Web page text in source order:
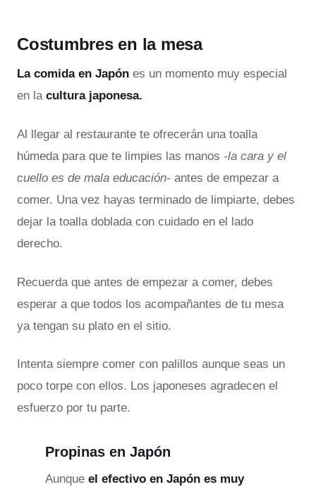
Costumbres en la mesa
La comida en Japón es un momento muy especial
en la cultura japonesa.
Al llegar al restaurante te ofrecerán una toalla
húmeda para que te limpies las manos -la cara y el
cuello es de mala educación- antes de empezar a
comer. Una vez hayas terminado de limpiarte, debes
dejar la toalla doblada con cuidado en el lado
derecho.
Recuerda que antes de empezar a comer, debes
esperar a que todos los acompañantes de tu mesa
ya tengan su plato en el sitio.
Intenta siempre comer con palillos aunque seas un
poco torpe con ellos. Los japoneses agradecen el
esfuerzo por tu parte.
Propinas en Japón
Aunque el efectivo en Japón es muy